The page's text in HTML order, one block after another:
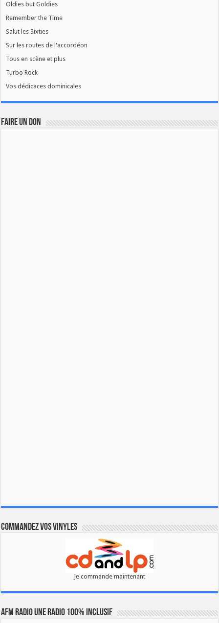
Oldies but Goldies
Remember the Time
Salut les Sixties
Sur les routes de l'accordéon
Tous en scène et plus
Turbo Rock
Vos dédicaces dominicales
FAIRE UN DON
Commandez vos vinyles
Je commande maintenant
AFM RADIO UNE RADIO 100% INCLUSIF